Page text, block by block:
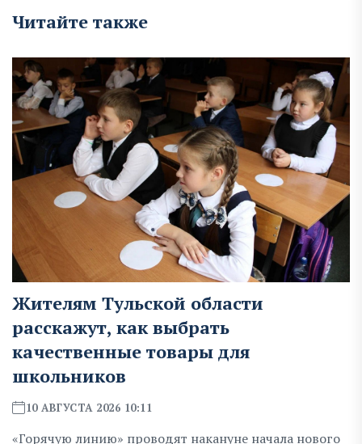
Читайте также
Жителям Тульской области
расскажут, как выбрать
качественные товары для
школьников
10 АВГУСТА 2026 10:11
«Горячую линию» проводят накануне начала нового